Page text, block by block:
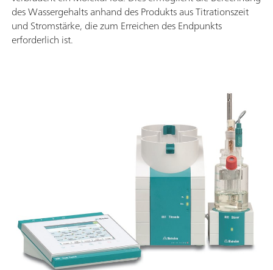
des Wassergehalts anhand des Produkts aus Titrationszeit
und Stromstärke, die zum Erreichen des Endpunkts
erforderlich ist.